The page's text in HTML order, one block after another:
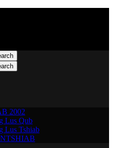
2002
Lus Qub
Lus Tshiab